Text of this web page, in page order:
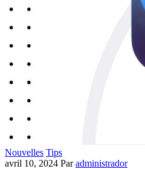
Nouvelles Tips
avril 10, 2024 Paradministrador